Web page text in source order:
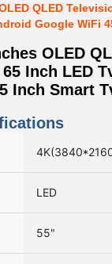
QLED
Google WiFi
OLED
65 Inch LED
Inch Smart
LED
55"